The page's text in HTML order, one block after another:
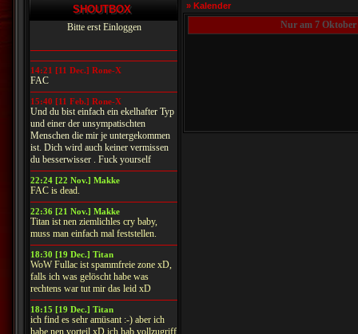
SHOUTBOX
Bitte erst Einloggen
14:21 [11 Dec.] Rone-X
FAC
15:40 [11 Feb.] Rone-X
Und du bist einfach ein ekelhafter Typ
und einer der unsympatischten
Menschen die mir je untergekommen
ist. Dich wird auch keiner vermissen
du besserwisser . Fuck yourself
22:24 [22 Nov.] Makke
FAC is dead.
22:36 [21 Nov.] Makke
Titan ist nen ziemlichles cry baby,
muss man einfach mal feststellen.
18:30 [19 Dec.] Titan
WoW Fullac ist spammfreie zone xD,
falls ich was gelöscht habe was
rechtens war tut mir das leid xD
18:15 [19 Dec.] Titan
ich find es sehr amüsant :-) aber ich
habe nen vorteil xD ich hab vollzugriff
» Kalender
Nur am 7 Oktober